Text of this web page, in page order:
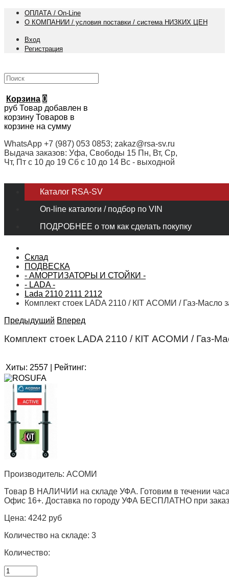
ОПЛАТА / On-Line
О КОМПАНИИ / условия поставки / система НИЗКИХ ЦЕН
Вход
Регистрация
Корзина 0
руб Товар добавлен в
корзину Товаров в
корзине на сумму
WhatsApp +7 (987) 053 0853; zakaz@rsa-sv.ru
Выдача заказов: Уфа, Свободы 15 Пн, Вт, Ср,
Чт, Пт с 10 до 19 Сб с 10 до 14 Вс - выходной
Каталог RSA-SV
On-line каталоги / подбор по VIN
ПОДРОБНЕЕ о том как сделать покупку
Склад
ПОДВЕСКА
- АМОРТИЗАТОРЫ И СТОЙКИ -
- LADA -
Lada 2110 2111 2112
Комплект стоек LADA 2110 / КIT АСОМИ / Газ-Масло
Предыдущий Вперед
Комплект стоек LADA 2110 / КIT АСОМИ / Газ-
Хиты: 2557 Рейтинг:
Производитель: АСОМИ
Товар В НАЛИЧИИ на складе УФА. Готовим в течении
Офис 16+. Доставка по городу УФА БЕСПЛАТНО при
Цена: 4242 руб
Количество на складе: 3
Количество: